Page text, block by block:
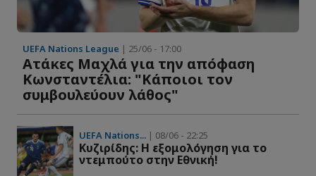
UEFA Nations League | 25/06 - 17:00
Ατάκες Μαχλά για την απόφαση
Κωνσταντέλια: "Κάποιοι τον
συμβουλεύουν λάθος"
UEFA Nations... | 08/06 - 22:25
Kυζιρίδης: Η εξομολόγηση για το
ντεμπούτο στην Εθνική!